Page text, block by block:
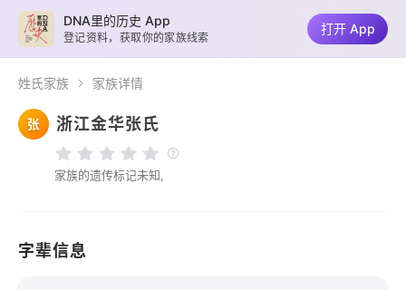
姓氏家族 家族详情
张 浙江金华张氏
家族的遗传标记未知,
字辈信息
DNA里的历史 App
登记资料，获取你的家族线索
打开 App